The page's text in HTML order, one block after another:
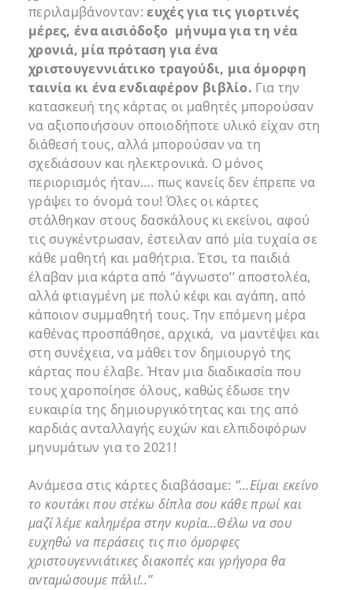
περιλαμβάνονταν:ευχές για τις γιορτινές
μέρες, ένα αισιόδοξο μήνυμα για τη νέα
χρονιά, μία πρόταση για ένα
χριστουγεννιάτικο τραγούδι, μια όμορφη
ταινία κι ένα ενδιαφέρον βιβλίο. Για την
κατασκευή της κάρτας οι μαθητές μπορούσαν
να αξιοποιήσουν οποιοδήποτε υλικό είχαν στη
διάθεσή τους, αλλά μπορούσαν να τη
σχεδιάσουν και ηλεκτρονικά. Ο μόνος
περιορισμός ήταν…. πως κανείς δεν έπρεπε να
γράψει το όνομά του! Όλες οι κάρτες
στάλθηκαν στους δασκάλους κι εκείνοι, αφού
τις συγκέντρωσαν, έστειλαν από μία τυχαία σε
κάθε μαθητή και μαθήτρια. Έτσι, τα παιδιά
έλαβαν μια κάρτα από ‘’άγνωστο’’ αποστολέα,
αλλά φτιαγμένη με πολύ κέφι και αγάπη, από
κάποιον συμμαθητή τους. Την επόμενη μέρα
καθένας προσπάθησε, αρχικά, να μαντέψει και
στη συνέχεια, να μάθει τον δημιουργό της
κάρτας που έλαβε. Ήταν μια διαδικασία που
τους χαροποίησε όλους, καθώς έδωσε την
ευκαιρία της δημιουργικότητας και της από
καρδιάς ανταλλαγής ευχών και ελπιδοφόρων
μηνυμάτων για το 2021!
Ανάμεσα στις κάρτες διαβάσαμε: ’’…Είμαι εκείνο
το κουτάκι που στέκω δίπλα σου κάθε πρωί και
μαζί λέμε καλημέρα στην κυρία…Θέλω να σου
ευχηθώ να περάσεις τις πιο όμορφες
χριστουγεννιάτικες διακοπές και γρήγορα θα
ανταμώσουμε πάλι!..’’